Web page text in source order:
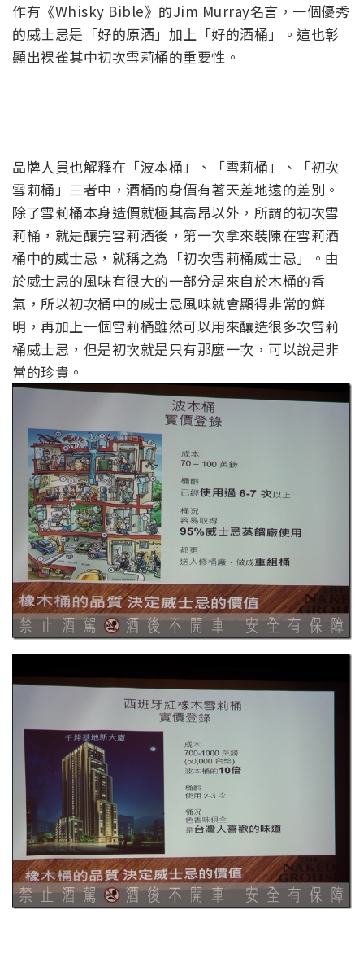
作有《Whisky Bible》的Jim Murray名言，一個優秀
的威士忌是「好的原酒」加上「好的酒桶」。這也彰
顯出裸雀其中初次雪莉桶的重要性。
品牌人員也解釋在「波本桶」、「雪莉桶」、「初次
雪莉桶」三者中，酒桶的身價有著天差地遠的差別。
除了雪莉桶本身造價就極其高昂以外，所謂的初次雪
莉桶，就是釀完雪莉酒後，第一次拿來裝陳在雪莉酒
桶中的威士忌，就稱之為「初次雪莉桶威士忌」。由
於威士忌的風味有很大的一部分是來自於木桶的香
氣，所以初次桶中的威士忌風味就會顯得非常的鮮
明，再加上一個雪莉桶雖然可以用來釀造很多次雪莉
桶威士忌，但是初次就是只有那麼一次，可以說是非
常的珍貴。